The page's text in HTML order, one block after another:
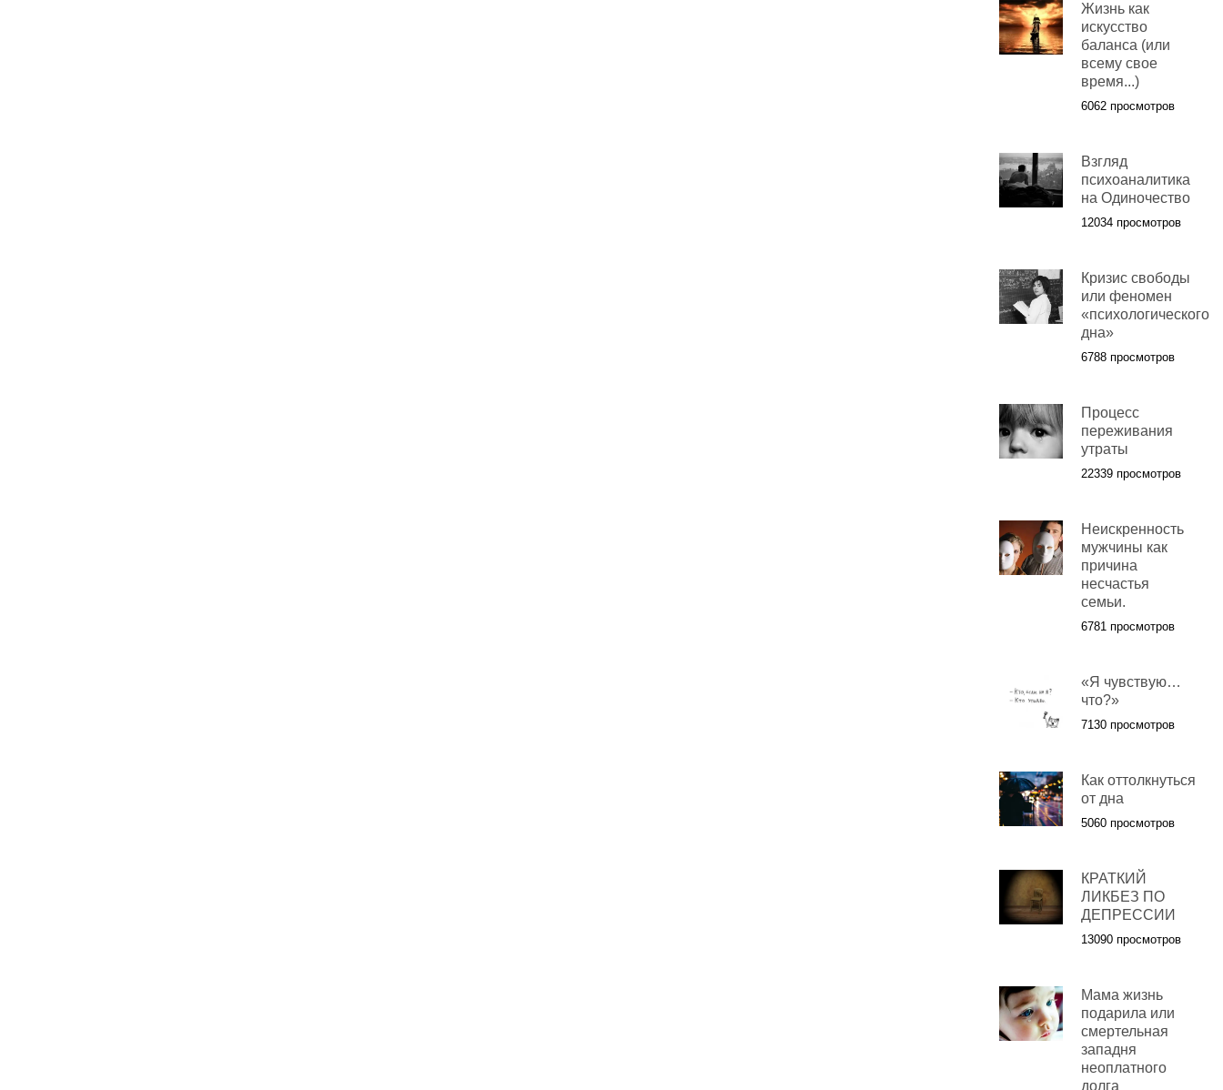
Жизнь как
искусство
баланса (или
всему свое
время...)
6062 просмотров
Взгляд
психоаналитика
на Одиночество
12034 просмотров
Кризис свободы
или феномен
«психологического
дна»
6788 просмотров
Процесс
переживания
утраты
22339 просмотров
Неискренность
мужчины как
причина
несчастья
семьи.
6781 просмотров
«Я чувствую…
что?»
7130 просмотров
Как оттолкнуться
от дна
5060 просмотров
КРАТКИЙ
ЛИКБЕЗ ПО
ДЕПРЕССИИ
13090 просмотров
Мама жизнь
подарила или
смертельная
западня
неоплатного
долга